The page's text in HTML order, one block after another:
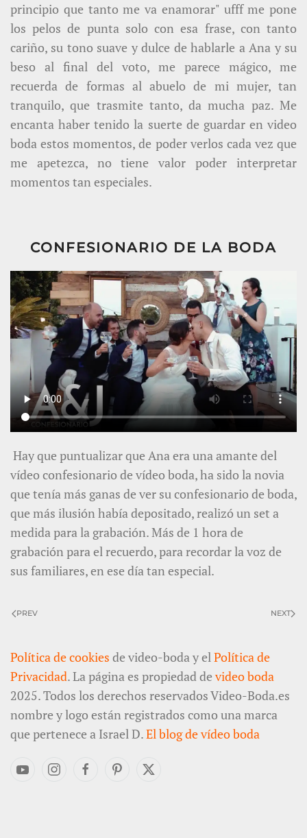
principio que tanto me va enamorar" ufff me pone
los pelos de punta solo con esa frase, con tanto
cariño, su tono suave y dulce de hablarle a Ana y su
beso al final del voto, me parece mágico, me
recuerda de formas al abuelo de mi mujer, tan
tranquilo, que trasmite tanto, da mucha paz. Me
encanta haber tenido la suerte de guardar en video
boda estos momentos, de poder verlos cada vez que
me apetezca, no tiene valor poder interpretar
momentos tan especiales.
CONFESIONARIO DE LA BODA
Hay que puntualizar que Ana era una amante del
vídeo confesionario de vídeo boda, ha sido la novia
que tenía más ganas de ver su confesionario de boda,
que más ilusión había depositado, realizó un set a
medida para la grabación. Más de 1 hora de
grabación para el recuerdo, para recordar la voz de
sus familiares, en ese día tan especial.
PREV NEXT
Política de cookies de video-boda y elPolítica de
Privacidad. La página es propiedad de video boda
2025. Todos los derechos reservados Video-Boda.es
nombre y logo están registrados como una marca
que pertenece a Israel D.El blog de vídeo boda